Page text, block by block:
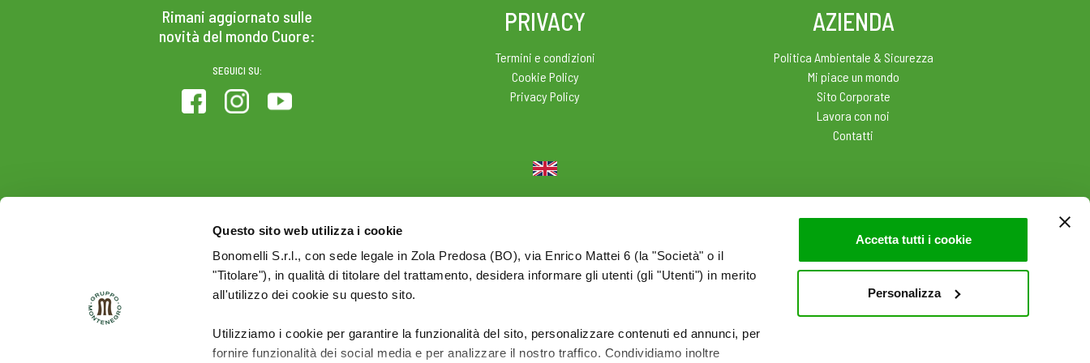
Questo sito web utilizza i cookie
Bonomelli S.r.l., con sede legale in Zola Predosa (BO), via Enrico Mattei 6 (la "Società" o il
"Titolare"), in qualità di titolare del trattamento, desidera informare gli utenti (gli "Utenti") in merito
all'utilizzo dei cookie su questo sito.
Utilizziamo i cookie per garantire la funzionalità del sito, personalizzare contenuti ed annunci, per
fornire funzionalità dei social media e per analizzare il nostro traffico. Condividiamo inoltre
Accetta tutti i cookie
Personalizza
Rimani aggiornato sulle
novità del mondo Cuore:
SEGUICI SU:
PRIVACY
Termini e condizioni
Cookie Policy
Privacy Policy
AZIENDA
Politica Ambientale & Sicurezza
Mi piace un mondo
Sito Corporate
Lavora con noi
Contatti